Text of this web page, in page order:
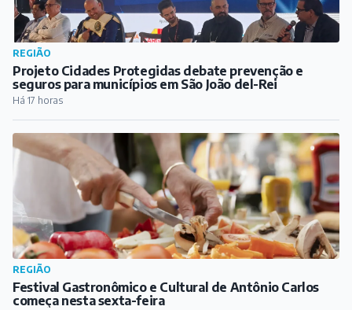
REGIÃO
Projeto Cidades Protegidas debate prevenção e
seguros para municípios em São João del-Rei
Há 17 horas
REGIÃO
Festival Gastronômico e Cultural de Antônio Carlos
começa nesta sexta-feira